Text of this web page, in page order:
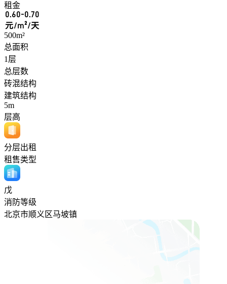
租金
0.60-0.70
元/m²/天
500m²
总面积
1层
总层数
砖混结构
建筑结构
5m
层高
分层出租
租售类型
戊
消防等级
北京市顺义区马坡镇